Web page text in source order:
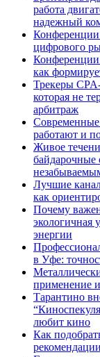
работа
надежный
Конференции
цифрового
Конференции
как
Трекеры
которая не
арбитраж
работают и
Живое
байдарочные
Лучшие
как
Почему
экологичная
энергии
в Уфе:
применение
Тарантино
любит кино
Как
рекомендации